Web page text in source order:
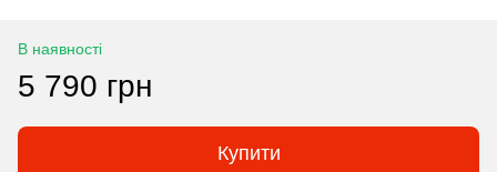
В наявності
5 790 грн
Купити